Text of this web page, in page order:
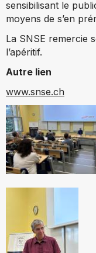
sensibilisant le
moyens de s’en
La SNSE remercie
l’apéritif.
Autre lien
www.snse.ch